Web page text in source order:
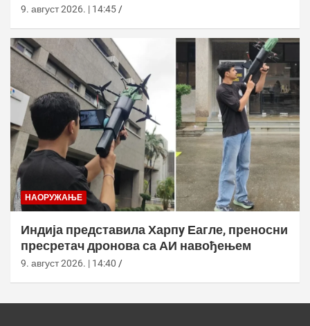
9. август 2026. | 14:45
НАОРУЖАЊЕ
Индија представила Харпy Еагле, преносни
пресретач дронова са АИ навођењем
9. август 2026. | 14:40